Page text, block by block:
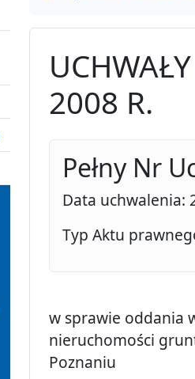
2008 R.
Pełny Nr
Data uchwalenia:
Typ Aktu
w sprawie oddania
nieruchomości
Poznaniu